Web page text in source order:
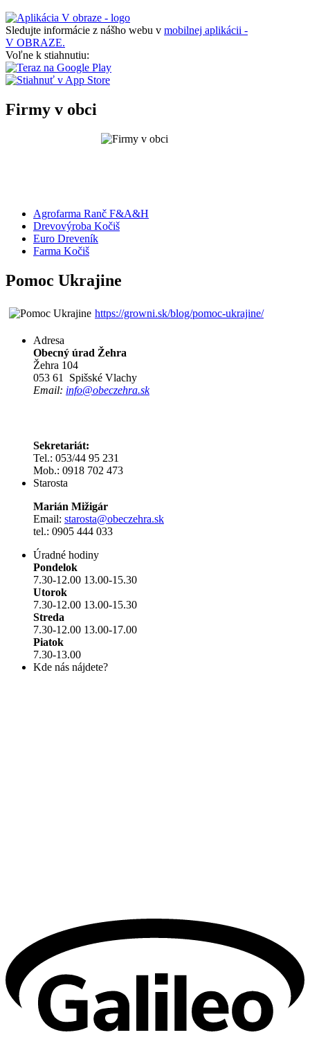
Sledujte informácie z nášho webu v mobilnej aplikácii -
V OBRAZE.
Voľne k stiahnutiu:
Firmy v obci
Agrofarma Ranč F&A&H
Drevovýroba Kočiš
Euro Dreveník
Farma Kočiš
Pomoc Ukrajine
https://growni.sk/blog/pomoc-ukrajine/
Adresa
Obecný úrad Žehra
Žehra 104
053 61 Spišské Vlachy
Email: info@obeczehra.sk
Sekretariát:
Tel.: 053/44 95 231
Mob.: 0918 702 473
Starosta
Marián Mižigár
Email: starosta@obeczehra.sk
tel.: 0905 444 033
Úradné hodiny
Pondelok
7.30-12.00 13.00-15.30
Utorok
7.30-12.00 13.00-15.30
Streda
7.30-12.00 13.00-17.00
Piatok
7.30-13.00
Kde nás nájdete?